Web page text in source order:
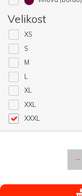
Velikost
XS
S
M
L
XL
XXL
XXXL